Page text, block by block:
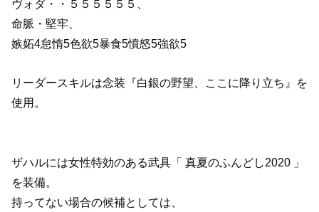
ヴォダ・・５５５５５５、
命脈・堅牢、
嫉妬4怠惰5色欲5暴食5憤怒5強欲5
リーダースキルは念装『白銀の野望、ここに降り立ち』を
使用。
ザハルには女性特効のある武具「 真夏のふんどし2020 」
を装備。
持ってない場合の候補としては、